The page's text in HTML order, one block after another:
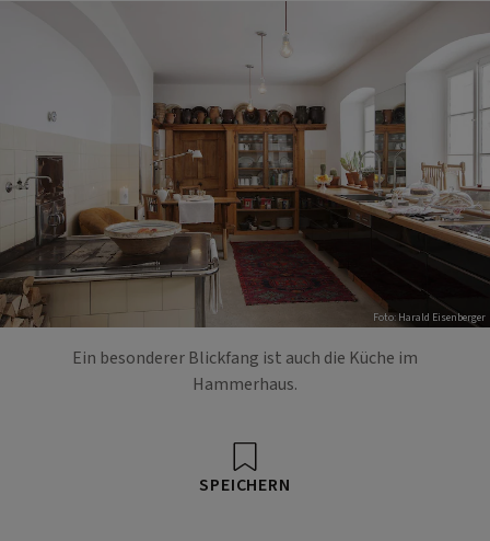
Foto: Harald Eisenberger
Ein besonderer Blickfang ist auch die Küche im
Hammerhaus.
SPEICHERN